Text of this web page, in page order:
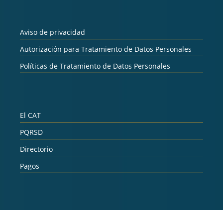
Aviso de privacidad
Autorización para Tratamiento de Datos Personales
Políticas de Tratamiento de Datos Personales
El CAT
PQRSD
Directorio
Pagos